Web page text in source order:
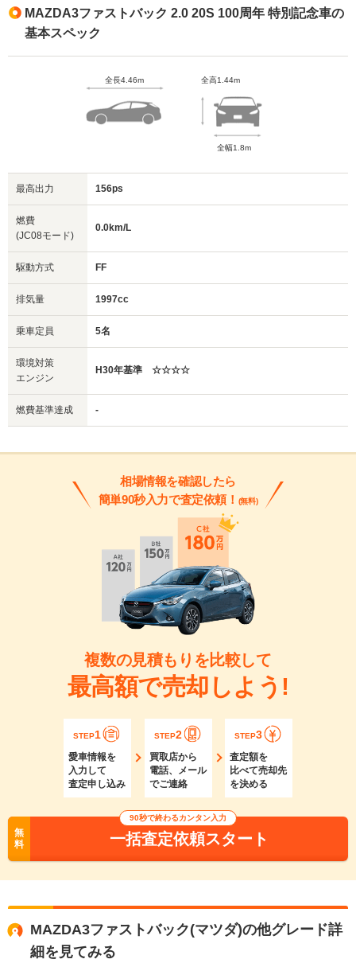
MAZDA3ファストバック 2.0 20S 100周年 特別記念車の
基本スペック
全長4.46m 全高1.44m
全幅1.8m
最高出力 156ps
燃費
(JC08モード)
0.0km/L
駆動方式 FF
排気量 1997cc
乗車定員 5名
環境対策
エンジン
H30年基準 ☆☆☆☆
燃費基準達成 -
相場情報を確認したら
簡単90秒入力で査定依頼！ (無料)
複数の見積もりを比較して
最高額で売却しよう!
STEP1
愛車情報を
入力して
査定申し込み
STEP2
買取店から
電話、メール
でご連絡
STEP3
査定額を
比べて売却先
を決める
無
料
90秒で終わるカンタン入力
一括査定依頼スタート
MAZDA3ファストバック(マツダ)の他グレード詳
細を見てみる